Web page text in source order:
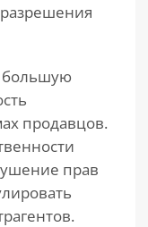
большую
продавцов.
прав